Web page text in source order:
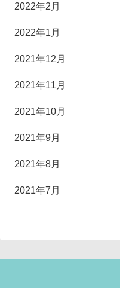
2022年2月
2022年1月
2021年12月
2021年11月
2021年10月
2021年9月
2021年8月
2021年7月